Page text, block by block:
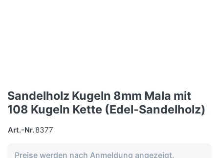
Sandelholz Kugeln 8mm Mala mit
108 Kugeln Kette (Edel-Sandelholz)
Art.-Nr.8377
Preise werden nach Anmeldung angezeigt.